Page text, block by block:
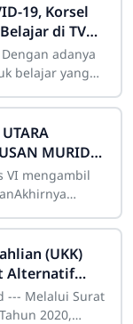
19, Korsel
di TV
belajar yang
siaran TV
MURID
VI mengambil
tiba yaitu
(UKK)
Alternatif
--- Melalui Surat
2020,